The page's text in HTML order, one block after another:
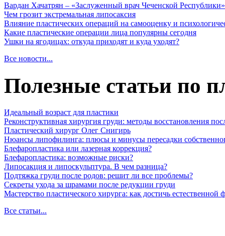
Вардан Хачатрян – «Заслуженный врач Чеченской Республики»
Чем грозит экстремальная липосаксия
Влияние пластических операций на самооценку и
Какие пластические операции лица популярны сегодня
Ушки на ягодицах: откуда приходят и куда уходят?
Все новости...
Полезные статьи по
Идеальный возраст для пластики
Реконструктивная хирургия груди: методы восстановления
Пластический хирург Олег Снигирь
Нюансы липофилинга: плюсы и минусы пересадки
Блефаропластика или лазерная коррекция?
Блефаропластика: возможные риски?
Липосакция и липоскульптура. В чем разница?
Подтяжка груди после родов: решит ли все проблемы?
Секреты ухода за шрамами после редукции груди
Мастерство пластического хирурга: как достичь
Все статьи...